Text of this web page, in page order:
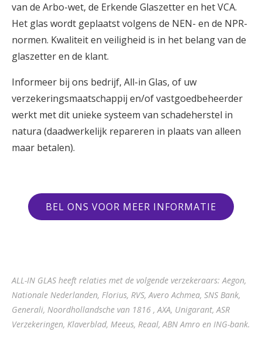
van de Arbo-wet, de Erkende Glaszetter en het VCA.
Het glas wordt geplaatst volgens de NEN- en de NPR-
normen. Kwaliteit en veiligheid is in het belang van de
glaszetter en de klant.
Informeer bij ons bedrijf, All-in Glas, of uw
verzekeringsmaatschappij en/of vastgoedbeheerder
werkt met dit unieke systeem van schadeherstel in
natura (daadwerkelijk repareren in plaats van alleen
maar betalen).
BEL ONS VOOR MEER INFORMATIE
ALL-IN GLAS heeft relaties met de volgende verzekeraars: Aegon,
Nationale Nederlanden, Florius, RVS, Avero Achmea, SNS Bank,
Generali, Noordhollandsche van 1816 , AXA, Unigarant, ASR
Verzekeringen, Klaverblad, Meeus, Reaal, ABN Amro en ING-bank.